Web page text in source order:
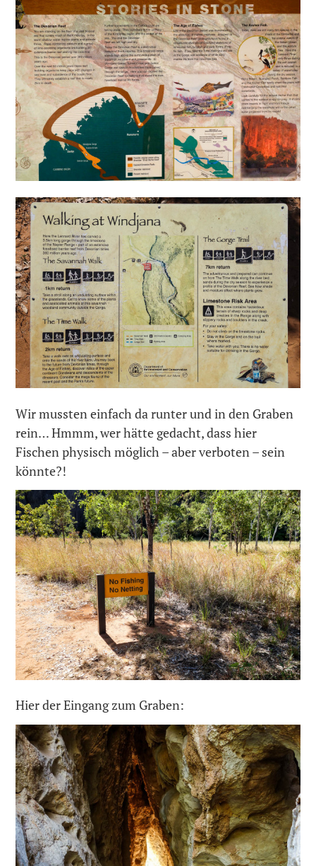
Wir mussten einfach da runter und in den Graben
rein… Hmmm, wer hätte gedacht, dass hier
Fischen physisch möglich – aber verboten – sein
könnte?!
Hier der Eingang zum Graben: